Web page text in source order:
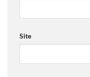
Site